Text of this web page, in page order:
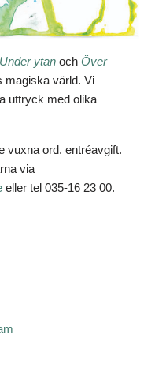
Under ytan och Över
magiska värld. Vi
uttryck med olika
vuxna ord. entréavgift.
via
eller tel 035-16 23 00.